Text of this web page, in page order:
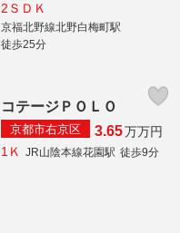
2ＳＤＫ
京福北野線北野白梅町駅
徒歩25分
コテージＰＯＬＯ
京都市右京区 3.65万万円
1Ｋ
JR山陰本線花園駅 徒歩9分